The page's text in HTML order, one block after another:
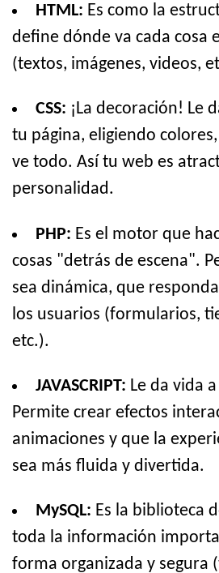
HTML: Es como la
define dónde va cada cosa
(textos, imágenes, videos,
CSS: ¡La decoración! Le
tu página, eligiendo
ve todo. Así tu web es
personalidad.
PHP: Es el motor que
cosas "detrás de escena".
sea dinámica, que
los usuarios (formularios,
etc.).
JAVASCRIPT: Le da vida
Permite crear efectos
animaciones y que la
sea más fluida y divertida.
MySQL: Es la biblioteca
toda la información
forma organizada y segura